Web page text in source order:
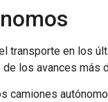
transporte en los
los avances más
camiones